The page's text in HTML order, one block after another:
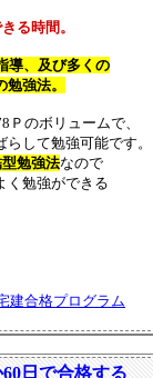
る時間。
導、及び多くの
強法。
のボリュームで、
して勉強可能です。
勉強法なので
勉強ができる
建合格プログラム
日で合格する